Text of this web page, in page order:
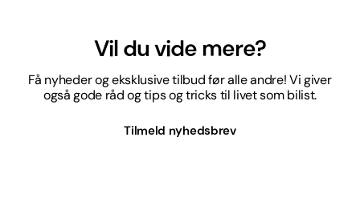
Vil du vide mere?
Få nyheder og eksklusive tilbud før alle andre! Vi giver
også gode råd og tips og tricks til livet som bilist.
Tilmeld nyhedsbrev